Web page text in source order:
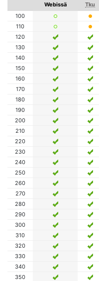
Webissä Tku
100
110
120
130
140
150
160
170
180
190
200
210
220
230
240
250
260
270
280
290
300
310
320
330
340
350